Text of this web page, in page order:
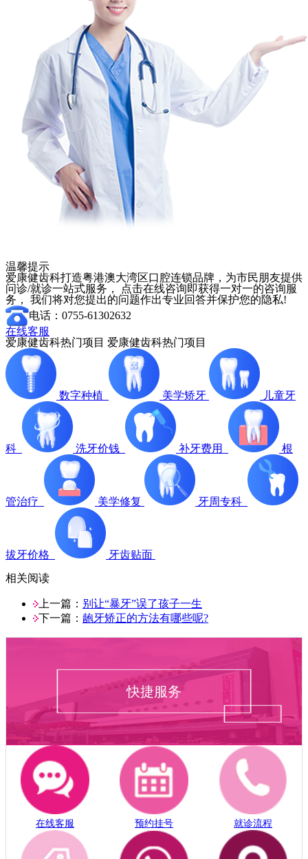
温馨提示
爱康健齿科打造粤港澳大湾区口腔连锁品牌，为市民朋友提供
问诊/就诊一站式服务， 点击在线咨询即获得一对一的咨询服
务， 我们将对您提出的问题作出专业回答并保护您的隐私!
电话：0755-61302632
在线客服
爱康健齿科热门项目 爱康健齿科热门项目
数字种植 美学矫牙 儿童牙
科 洗牙价钱 补牙费用 根
管治疗 美学修复 牙周专科
拔牙价格
牙齿贴面
相关阅读
上一篇： 别让“暴牙”误了孩子一生
下一篇： 龅牙矫正的方法有哪些呢?
快捷服务
在线客服 预约挂号 就诊流程